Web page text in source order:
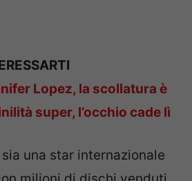
Lopez, la scollatura è
super, l’occhio cade lì
una star internazionale